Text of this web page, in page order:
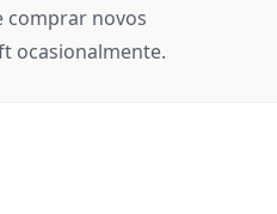
comprar novos
ocasionalmente.